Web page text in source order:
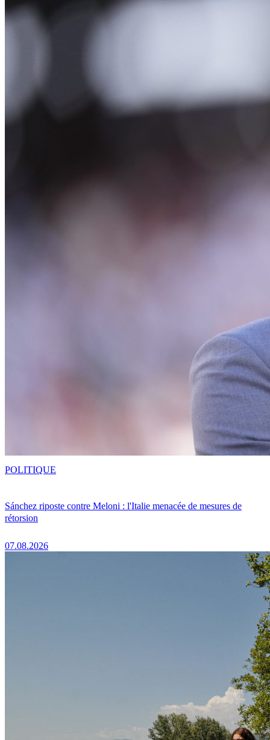
Sánchez riposte contre Meloni : l'Italie menacée de mesures de
rétorsion
07.08.2026
POLITIQUE